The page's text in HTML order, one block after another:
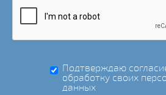
Подтверждаю
обработку своих
данных